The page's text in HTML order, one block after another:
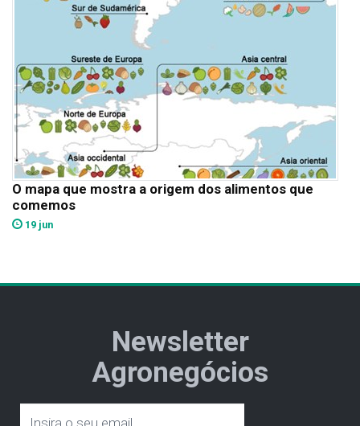
O mapa que mostra a origem dos alimentos que
comemos
19 jun
Newsletter
Agronegócios